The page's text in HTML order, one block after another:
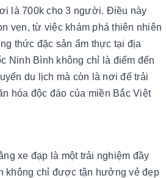
là 700k cho 3 người. Điều này
vẹn, từ việc khám phá thiên nhiên
thức đặc sản ẩm thực tại địa
Ninh Bình không chỉ là điểm đến
du lịch mà còn là nơi để trải
hóa độc đáo của miền Bắc Việt
xe đạp là một trải nghiệm đầy
không chỉ được tận hưởng vẻ đẹp